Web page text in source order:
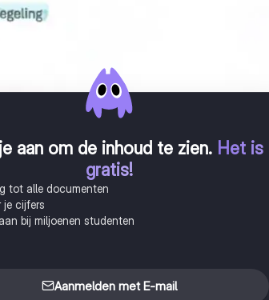
aan om de inhoud te zien. Het is
gratis!
tot alle documenten
je cijfers
bij miljoenen studenten
Aanmelden met E-mail